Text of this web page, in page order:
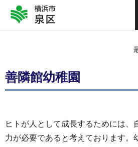
善隣館幼稚園
ヒトが人として成長するためには、
力が必要であると考えております。